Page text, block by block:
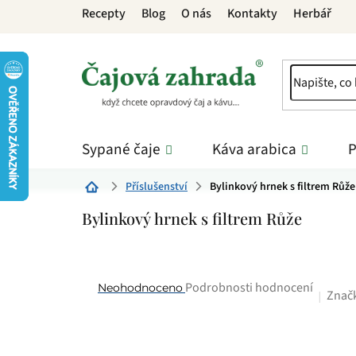
Recepty Blog O nás Kontakty Herbář
Sypané čaje Káva arabica
Domů Příslušenství Bylinkový hrnek s filtrem Růže
Bylinkový hrnek s filtrem Růže
Průměrné
Neohodnoceno Podrobnosti hodnocení